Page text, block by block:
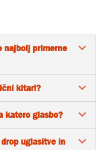
najbolj primerne
kitari?
katero glasbo?
uglasitve in